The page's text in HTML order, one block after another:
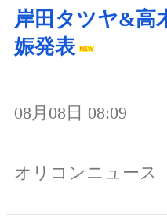
岸田タツヤ&高
娠発表
08月08日 08:09
オリコンニュース